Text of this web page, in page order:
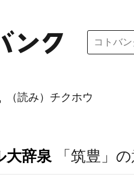
（読み）チクホウ
大辞泉 「筑豊」